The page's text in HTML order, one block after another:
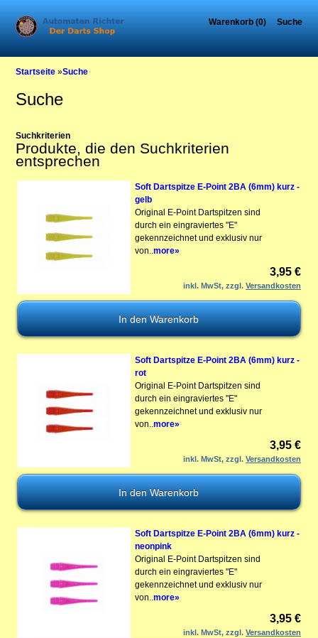
Warenkorb (0) Suche
Startseite »Suche
Suche
Suchkriterien
Produkte, die den Suchkriterien
entsprechen
Soft Dartspitze E-Point 2BA (6mm) kurz -
gelb
Original E-Point Dartspitzen sind
durch ein eingraviertes "E"
gekennzeichnet und exklusiv nur
von..more»
3,95 €
inkl. MwSt, zzgl.Versandkosten
Soft Dartspitze E-Point 2BA (6mm) kurz -
rot
Original E-Point Dartspitzen sind
durch ein eingraviertes "E"
gekennzeichnet und exklusiv nur
von..more»
3,95 €
inkl. MwSt, zzgl.Versandkosten
Soft Dartspitze E-Point 2BA (6mm) kurz -
neonpink
Original E-Point Dartspitzen sind
durch ein eingraviertes "E"
gekennzeichnet und exklusiv nur
von..more»
3,95 €
inkl. MwSt, zzgl.Versandkosten